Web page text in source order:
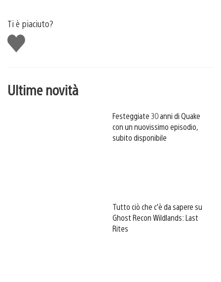
Ti è piaciuto?
Mi
piace
Ultime novità
Festeggiate 30 anni di Quake
con un nuovissimo episodio,
subito disponibile
Tutto ciò che c’è da sapere su
Ghost Recon Wildlands: Last
Rites